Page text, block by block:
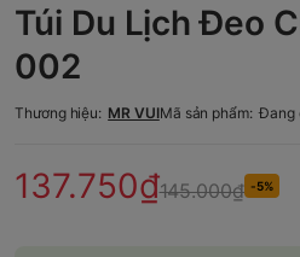
Túi Du Lịch Đeo
002
Thương hiệu: MR VUIMã sản phẩm: Đang
137.750₫145.000₫ -5%